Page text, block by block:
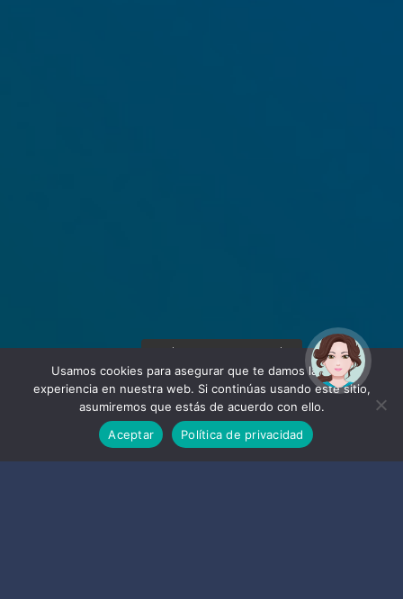
Usamos cookies para asegurar que te damos la mejor
experiencia en nuestra web. Si continúas usando este sitio,
asumiremos que estás de acuerdo con ello.
Aceptar
Política de privacidad
¡Hola! Soy Noy. ¿Puedo
ayudarte?